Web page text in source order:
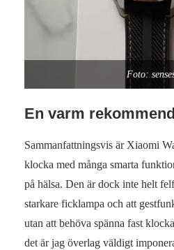
Foto:
En varm
Sammanfattningsvis är Xiaomi
klocka med många smarta
på hälsa. Den är dock inte helt
starkare ficklampa och att
utan att behöva spänna fast
det är jag överlag väldigt